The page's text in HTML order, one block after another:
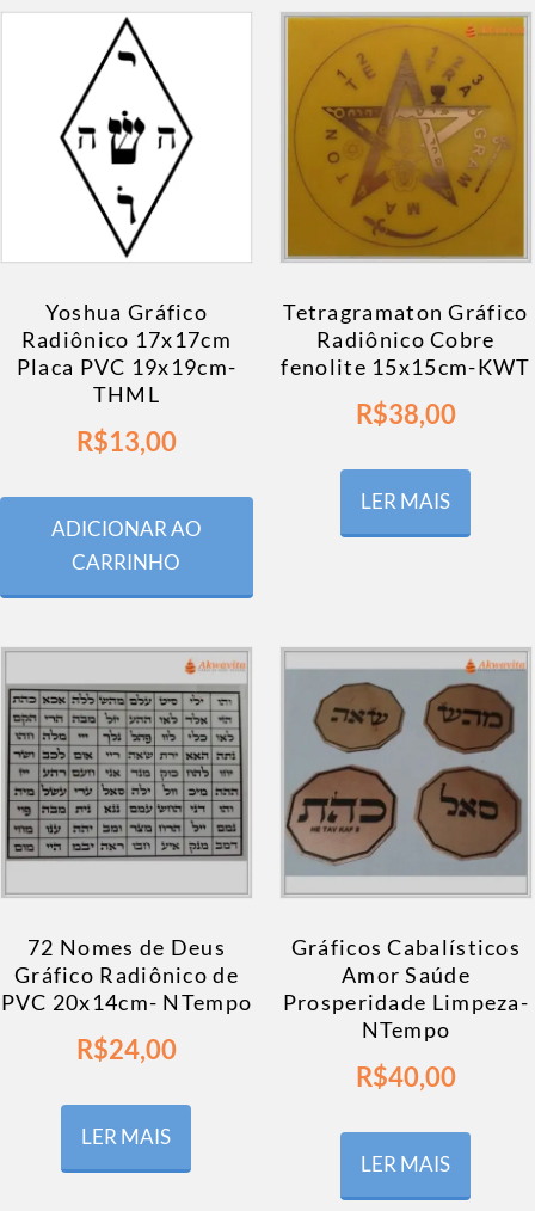
Yoshua Gráfico
Radiônico 17x17cm
Placa PVC 19x19cm-
THML
R$13,00
ADICIONAR AO
CARRINHO
Tetragramaton Gráfico
Radiônico Cobre
fenolite 15x15cm-KWT
R$38,00
LER MAIS
72 Nomes de Deus
Gráfico Radiônico de
PVC 20x14cm- NTempo
R$24,00
LER MAIS
Gráficos Cabalísticos
Amor Saúde
Prosperidade Limpeza-
NTempo
R$40,00
LER MAIS